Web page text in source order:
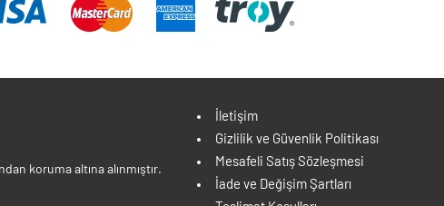
koruma altına alınmıştır.
İletişim
Gizlilik ve Güvenlik Politikası
Mesafeli Satış Sözleşmesi
İade ve Değişim Şartları